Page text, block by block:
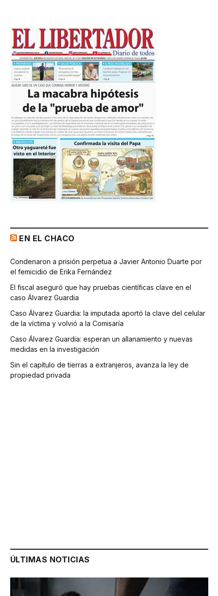
EN EL CHACO
Condenaron a prisión perpetua a Javier Antonio Duarte por
el femicidio de Erika Fernández
El fiscal aseguró que hay pruebas científicas clave en el
caso Álvarez Guardia
Caso Álvarez Guardia: la imputada aportó la clave del celular
de la víctima y volvió a la Comisaría
Caso Álvarez Guardia: esperan un allanamiento y nuevas
medidas en la investigación
Sin el capítulo de tierras a extranjeros, avanza la ley de
propiedad privada
ÚLTIMAS NOTICIAS